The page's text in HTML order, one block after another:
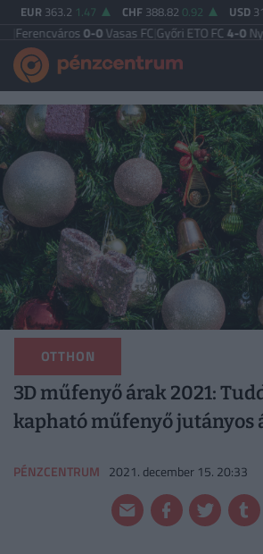
EUR 363.2 1.47 CHF 388.82 0.92 USD
0-0Vasas FC|Győri ETO FC4-0Nyíregyháza
OTTHON
3D műfenyő árak 2021:
kapható műfenyő jutányos
PÉNZCENTRUM 2021. december 15. 20:33